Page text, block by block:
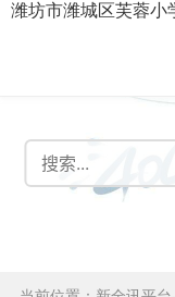
潍坊市潍城区芙蓉小